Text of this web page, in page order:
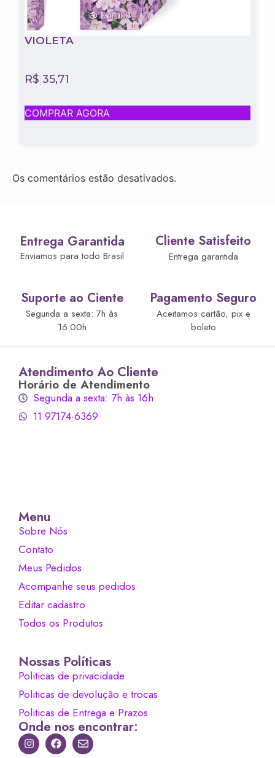
VIOLETA
R$ 35,71
COMPRAR AGORA
Os comentários estão desativados.
Entrega Garantida
Enviamos para todo Brasil
Cliente Satisfeito
Entrega garantida
Suporte ao Ciente
Segunda a sexta: 7h às
16:00h
Pagamento Seguro
Aceitamos cartão, pix e
boleto
Atendimento Ao Cliente
Horário de Atendimento
Segunda a sexta: 7h às 16h
11 97174-6369
Menu
Sobre Nós
Contato
Meus Pedidos
Acompanhe seus pedidos
Editar cadastro
Todos os Produtos
Nossas Políticas
Politicas de privacidade
Politicas de devolução e trocas
Politicas de Entrega e Prazos
Onde nos encontrar: